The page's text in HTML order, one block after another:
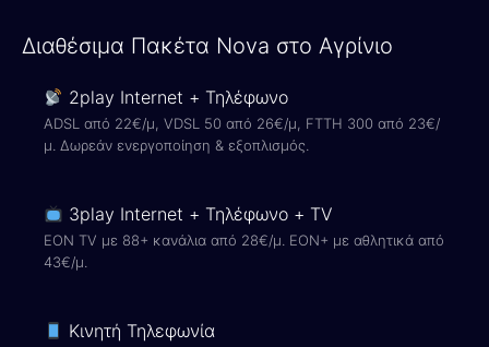
Διαθέσιμα Πακέτα Nova στο Αγρίνιο
2play Internet + Τηλέφωνο
ADSL από 22€/μ, VDSL 50 από 26€/μ, FTTH 300 από 23€/
μ. Δωρεάν ενεργοποίηση & εξοπλισμός.
3play Internet + Τηλέφωνο + TV
EON TV με 88+ κανάλια από 28€/μ. EON+ με αθλητικά από
43€/μ.
Κινητή Τηλεφωνία